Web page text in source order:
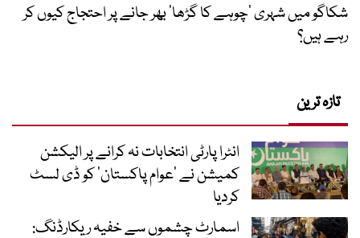
شکاگو میں شہری ’چوہے کا گڑھا‘ بھر جانے پر احتجاج کیوں کر
رہے ہیں؟
تازہ ترین
انٹرا پارٹی انتخابات نہ کرانے پر الیکشن
کمیشن نے ’عوام پاکستان‘ کو ڈی لسٹ
کردیا
اسمارٹ چشموں سے خفیہ ریکارڈنگ: